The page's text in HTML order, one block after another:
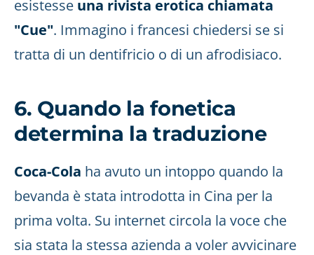
esistesse una rivista erotica chiamata
"Cue". Immagino i francesi chiedersi se si
tratta di un dentifricio o di un afrodisiaco.
6. Quando la fonetica
determina la traduzione
Coca-Cola ha avuto un intoppo quando la
bevanda è stata introdotta in Cina per la
prima volta. Su internet circola la voce che
sia stata la stessa azienda a voler avvicinare